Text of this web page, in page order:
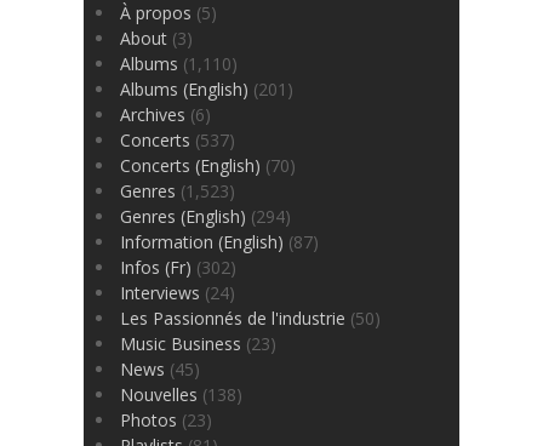
À propos (5)
About (3)
Albums (1,110)
Albums (English) (201)
Archives (6)
Concerts (537)
Concerts (English) (70)
Genres (1,523)
Genres (English) (294)
Information (English) (87)
Infos (Fr) (302)
Interviews (24)
Les Passionnés de l'industrie (50)
Music Business (23)
News (45)
Nouvelles (138)
Photos (23)